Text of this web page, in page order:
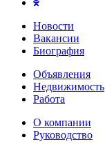
Новости
Вакансии
Биография
Объявления
Недвижимость
Работа
О компании
Руководство